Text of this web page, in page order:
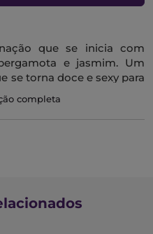
que se inicia com
e jasmim. Um
se torna doce e sexy para
completa